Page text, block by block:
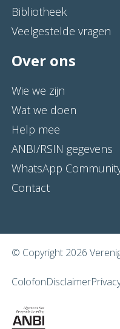
Bibliotheek
Veelgestelde vragen
Over ons
Wie we zijn
Wat we doen
Help mee
ANBI/RSIN gegevens
WhatsApp
Contact
© Copyright 2026
ColofonDisclaimer